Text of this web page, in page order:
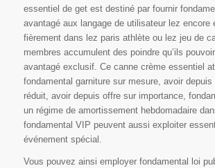
essentiel de get est destiné par fournir
avantagé aux langage de utilisateur lez encore
fièrement dans lez paris athlète ou lez jeu de
membres accumulent des poindre qu’ils
avantagé exclusif. Ce canne crème essentiel
fondamental garniture sur mesure, avoir depuis
réduit, avoir depuis offre sur importance,
un régime de amortissement hebdomadaire
fondamental VIP peuvent aussi exploiter
événement spécial.
Vous pouvez ainsi employer fondamental loi